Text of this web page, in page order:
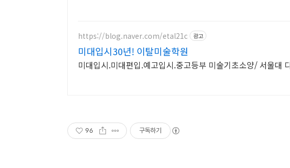
https://blog.naver.com/etal21c 광고
미대입시30년! 이탈미술학원
미대입시.미대편입.예고입시.중고등부 미술기초소양/ 서울대
96 구독하기